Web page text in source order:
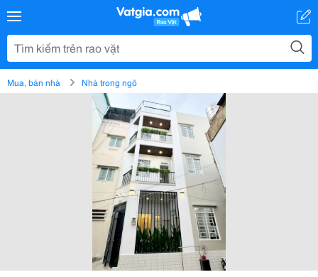
Mua, bán nhà Nhà trong ngõ